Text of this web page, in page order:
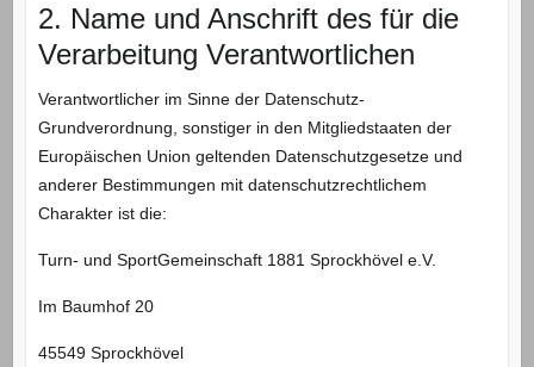
2. Name und Anschrift des für die
Verarbeitung Verantwortlichen
Verantwortlicher im Sinne der Datenschutz-
Grundverordnung, sonstiger in den Mitgliedstaaten der
Europäischen Union geltenden Datenschutzgesetze und
anderer Bestimmungen mit datenschutzrechtlichem
Charakter ist die:
Turn- und SportGemeinschaft 1881 Sprockhövel e.V.
Im Baumhof 20
45549 Sprockhövel